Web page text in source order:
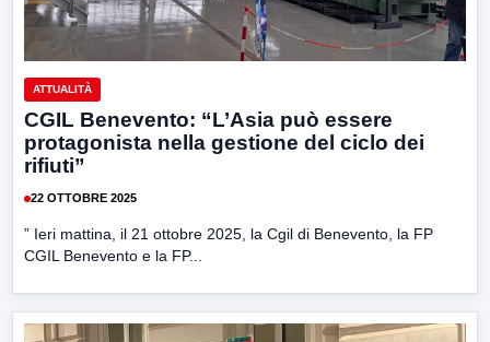
ATTUALITÀ
CGIL Benevento: “L’Asia può essere
protagonista nella gestione del ciclo dei
rifiuti”
22 OTTOBRE 2025
” Ieri mattina, il 21 ottobre 2025, la Cgil di Benevento, la FP
CGIL Benevento e la FP...